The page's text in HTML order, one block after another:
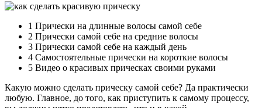
1 Прически на длинные волосы самой себе
2 Прически самой себе на средние волосы
3 Прически самой себе на каждый день
4 Самостоятельные прически на короткие волосы
5 Видео о красивых прическах своими руками
Какую можно сделать прическу самой себе? Да практически
любую. Главное, до того, как приступить к самому процессу,